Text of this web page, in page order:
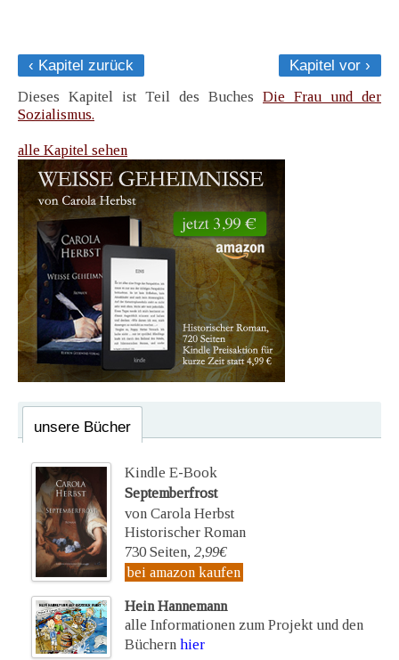
‹ Kapitel zurück
Kapitel vor ›
Dieses Kapitel ist Teil des Buches Die Frau und der
Sozialismus.
alle Kapitel sehen
unsere Bücher
Kindle E-Book
Septemberfrost
von Carola Herbst
Historischer Roman
730 Seiten, 2,99€
bei amazon kaufen
Hein Hannemann
alle Informationen zum Projekt und den
Büchern hier